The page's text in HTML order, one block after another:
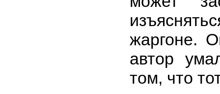
жаргоне.
автор
том, что